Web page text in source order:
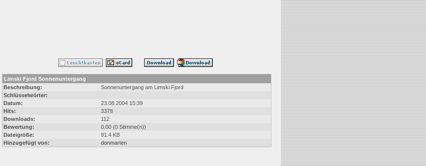
Limski Fjord Sonnenuntergang
Beschreibung:
Sonnenuntergang am Limski Fjord
Schlüsselwörter:
Datum:
23.08.2004 15:39
Hits:
3378
Downloads:
112
Bewertung:
0.00 (0 Stimme(n))
Dateigröße:
91.4 KB
Hinzugefügt von:
donmarten